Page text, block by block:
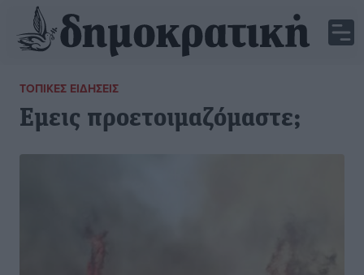
ΤΟΠΙΚΈΣ ΕΙΔΉΣΕΙΣ
Εμεις προετοιμαζόμαστε;